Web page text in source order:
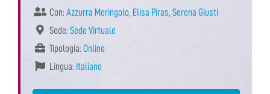
Con: Azzurra Meringolo, Elisa Piras, Serena Giusti
Sede: Sede Virtuale
Tipologia: Online
Lingua: Italiano